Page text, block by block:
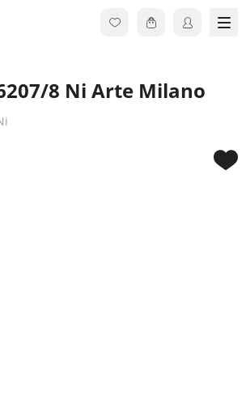
8 Ni Arte Milano